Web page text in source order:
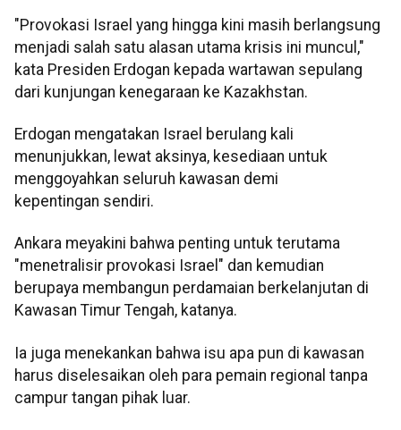
"Provokasi Israel yang hingga kini masih berlangsung
menjadi salah satu alasan utama krisis ini muncul,"
kata Presiden Erdogan kepada wartawan sepulang
dari kunjungan kenegaraan ke Kazakhstan.
Erdogan mengatakan Israel berulang kali
menunjukkan, lewat aksinya, kesediaan untuk
menggoyahkan seluruh kawasan demi
kepentingan sendiri.
Ankara meyakini bahwa penting untuk terutama
"menetralisir provokasi Israel" dan kemudian
berupaya membangun perdamaian berkelanjutan di
Kawasan Timur Tengah, katanya.
Ia juga menekankan bahwa isu apa pun di kawasan
harus diselesaikan oleh para pemain regional tanpa
campur tangan pihak luar.